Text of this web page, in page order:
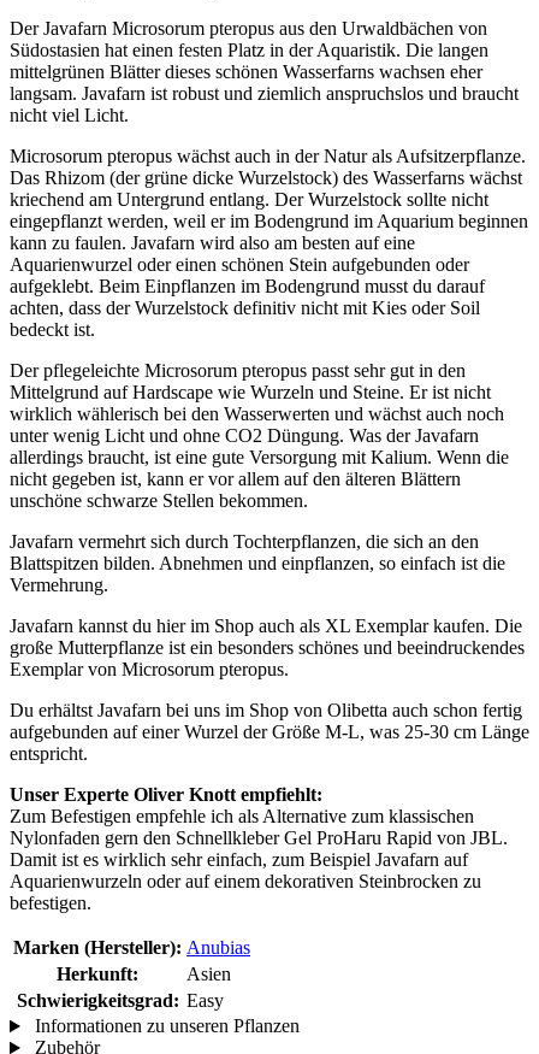
Der Javafarn Microsorum pteropus aus den Urwaldbächen von
Südostasien hat einen festen Platz in der Aquaristik. Die langen
mittelgrünen Blätter dieses schönen Wasserfarns wachsen eher
langsam. Javafarn ist robust und ziemlich anspruchslos und braucht
nicht viel Licht.
Microsorum pteropus wächst auch in der Natur als Aufsitzerpflanze.
Das Rhizom (der grüne dicke Wurzelstock) des Wasserfarns wächst
kriechend am Untergrund entlang. Der Wurzelstock sollte nicht
eingepflanzt werden, weil er im Bodengrund im Aquarium beginnen
kann zu faulen. Javafarn wird also am besten auf eine
Aquarienwurzel oder einen schönen Stein aufgebunden oder
aufgeklebt. Beim Einpflanzen im Bodengrund musst du darauf
achten, dass der Wurzelstock definitiv nicht mit Kies oder Soil
bedeckt ist.
Der pflegeleichte Microsorum pteropus passt sehr gut in den
Mittelgrund auf Hardscape wie Wurzeln und Steine. Er ist nicht
wirklich wählerisch bei den Wasserwerten und wächst auch noch
unter wenig Licht und ohne CO2 Düngung. Was der Javafarn
allerdings braucht, ist eine gute Versorgung mit Kalium. Wenn die
nicht gegeben ist, kann er vor allem auf den älteren Blättern
unschöne schwarze Stellen bekommen.
Javafarn vermehrt sich durch Tochterpflanzen, die sich an den
Blattspitzen bilden. Abnehmen und einpflanzen, so einfach ist die
Vermehrung.
Javafarn kannst du hier im Shop auch als XL Exemplar kaufen. Die
große Mutterpflanze ist ein besonders schönes und beeindruckendes
Exemplar von Microsorum pteropus.
Du erhältst Javafarn bei uns im Shop von Olibetta auch schon fertig
aufgebunden auf einer Wurzel der Größe M-L, was 25-30 cm Länge
entspricht.
Unser Experte Oliver Knott empfiehlt:
Zum Befestigen empfehle ich als Alternative zum klassischen
Nylonfaden gern den Schnellkleber Gel ProHaru Rapid von JBL.
Damit ist es wirklich sehr einfach, zum Beispiel Javafarn auf
Aquarienwurzeln oder auf einem dekorativen Steinbrocken zu
befestigen.
Marken (Hersteller): Anubias
Herkunft:
Asien
Schwierigkeitsgrad: Easy
Informationen zu unseren Pflanzen
Zubehör